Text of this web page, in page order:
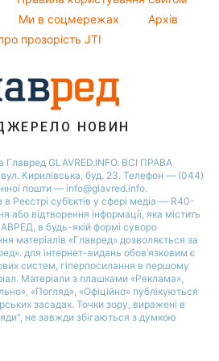
Ми в соцмережах
Архів
прозорість JTI
НОВИН
GLAVRED.INFO. ВСІ ПРАВА
Кирилівська, буд. 23. Телефон — (044)
пошти — info@glavred.info.
в Реєстрі суб’єктів у сфері медіа — R40-
або відтворення інформації, яка містить
в будь-якій формi суворо
матеріалів «Главред» дозволяється за
для інтернет-видань обов’язковим є
систем, гіперпосилання в першому
Матеріали з плашками «Реклама»,
«Погляд», «Офіційно» публікуються
засадах. Точки зору, виражені в
не завжди збігаються з думкою